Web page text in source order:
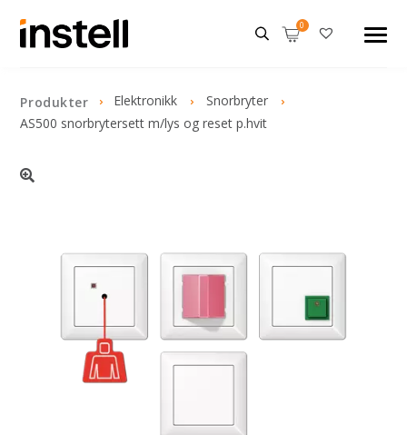
Produkter Elektronikk
Snorbryter
AS500 snorbrytersett m/lys og reset p.hvit